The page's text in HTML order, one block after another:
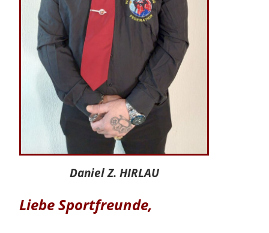
Daniel Z. HIRLAU
Liebe Sportfreunde,